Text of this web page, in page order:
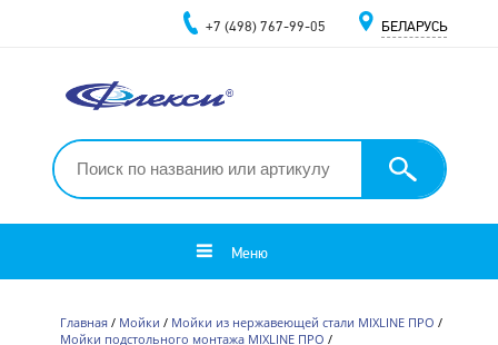
+7 (498) 767-99-05 БЕЛАРУСЬ
Меню
Главная/ Мойки / Мойки из нержавеющей стали MIXLINE ПРО /
Мойки подстольного монтажа MIXLINE ПРО /